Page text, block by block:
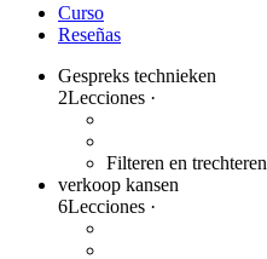
Curso
Reseñas
Gespreks technieken
2Lecciones ·
Filteren en trechteren
verkoop kansen
6Lecciones ·